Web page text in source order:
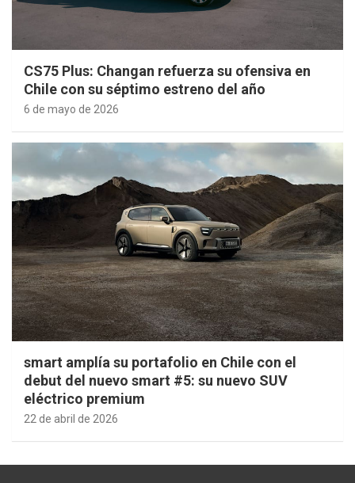
CS75 Plus: Changan refuerza su ofensiva en
Chile con su séptimo estreno del año
6 de mayo de 2026
smart amplía su portafolio en Chile con el
debut del nuevo smart #5: su nuevo SUV
eléctrico premium
22 de abril de 2026